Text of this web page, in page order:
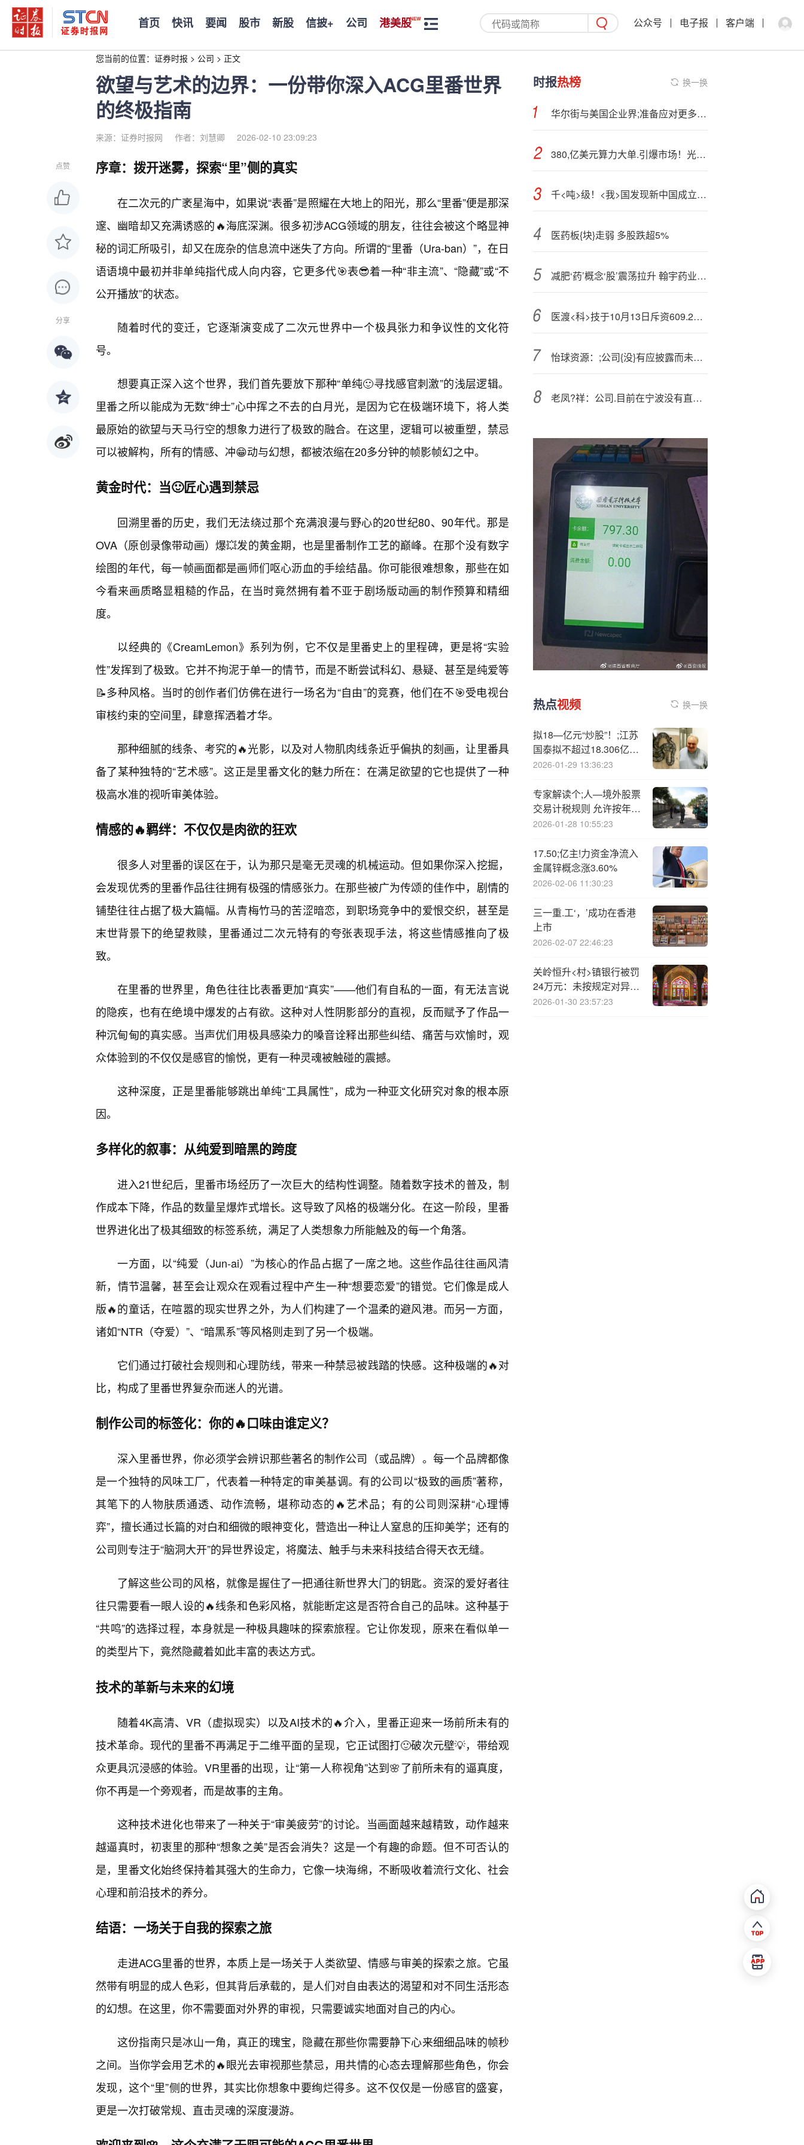
首页 快讯 要闻 股市 新股 信披+ 公司 港美股 公众号 电子报 客户端
您当前的位置： 证券时报 > 公司 > 正文
欲望与艺术的边界：一份带你深入ACG里番世界
的终极指南
来源：证券时报网 作者：刘慧卿 2026-02-10 23:09:23
点赞
分享
序章：拨开迷雾，探索“里”侧的真实
在二次元的广袤星海中，如果说“表番”是照耀在大地上的阳光，那么“里番”便是那深
邃、幽暗却又充满诱惑的🔥海底深渊。很多初涉ACG领域的朋友，往往会被这个略显神
秘的词汇所吸引，却又在庞杂的信息流中迷失了方向。所谓的“里番（Ura-ban）”，在日
语语境中最初并非单纯指代成人向内容，它更多代🎯表😎着一种“非主流”、“隐藏”或“不
公开播放”的状态。
随着时代的变迁，它逐渐演变成了二次元世界中一个极具张力和争议性的文化符
号。
想要真正深入这个世界，我们首先要放下那种“单纯🙂寻找感官刺激”的浅层逻辑。
里番之所以能成为无数“绅士”心中挥之不去的白月光，是因为它在极端环境下，将人类
最原始的欲望与天马行空的想象力进行了极致的融合。在这里，逻辑可以被重塑，禁忌
可以被解构，所有的情感、冲😁动与幻想，都被浓缩在20多分钟的帧影帧幻之中。
黄金时代：当🙂匠心遇到禁忌
回溯里番的历史，我们无法绕过那个充满浪漫与野心的20世纪80、90年代。那是
OVA（原创录像带动画）爆💥发的黄金期，也是里番制作工艺的巅峰。在那个没有数字
绘图的年代，每一帧画面都是画师们呕心沥血的手绘结晶。你可能很难想象，那些在如
今看来画质略显粗糙的作品，在当时竟然拥有着不亚于剧场版动画的制作预算和精细
度。
以经典的《CreamLemon》系列为例，它不仅是里番史上的里程碑，更是将“实验
性”发挥到了极致。它并不拘泥于单一的情节，而是不断尝试科幻、悬疑、甚至是纯爱等
📝多种风格。当时的创作者们仿佛在进行一场名为“自由”的竞赛，他们在不🎯受电视台
审核约束的空间里，肆意挥洒着才华。
那种细腻的线条、考究的🔥光影，以及对人物肌肉线条近乎偏执的刻画，让里番具
备了某种独特的“艺术感”。这正是里番文化的魅力所在：在满足欲望的它也提供了一种
极高水准的视听审美体验。
情感的🔥羁绊：不仅仅是肉欲的狂欢
很多人对里番的误区在于，认为那只是毫无灵魂的机械运动。但如果你深入挖掘，
会发现优秀的里番作品往往拥有极强的情感张力。在那些被广为传颂的佳作中，剧情的
铺垫往往占据了极大篇幅。从青梅竹马的苦涩暗恋，到职场竞争中的爱恨交织，甚至是
末世背景下的绝望救赎，里番通过二次元特有的夸张表现手法，将这些情感推向了极
致。
在里番的世界里，角色往往比表番更加“真实”——他们有自私的一面，有无法言说
的隐疾，也有在绝境中爆发的占有欲。这种对人性阴影部分的直视，反而赋予了作品一
种沉甸甸的真实感。当声优们用极具感染力的嗓音诠释出那些纠结、痛苦与欢愉时，观
众体验到的不仅仅是感官的愉悦，更有一种灵魂被触碰的震撼。
这种深度，正是里番能够跳出单纯“工具属性”，成为一种亚文化研究对象的根本原
因。
多样化的叙事：从纯爱到暗黑的跨度
进入21世纪后，里番市场经历了一次巨大的结构性调整。随着数字技术的普及，制
作成本下降，作品的数量呈爆炸式增长。这导致了风格的极端分化。在这一阶段，里番
世界进化出了极其细致的标签系统，满足了人类想象力所能触及的每一个角落。
一方面，以“纯爱（Jun-ai）”为核心的作品占据了一席之地。这些作品往往画风清
新，情节温馨，甚至会让观众在观看过程中产生一种“想要恋爱”的错觉。它们像是成人
版🔥的童话，在喧嚣的现实世界之外，为人们构建了一个温柔的避风港。而另一方面，
诸如“NTR（夺爱）”、“暗黑系”等风格则走到了另一个极端。
它们通过打破社会规则和心理防线，带来一种禁忌被践踏的快感。这种极端的🔥对
比，构成了里番世界复杂而迷人的光谱。
制作公司的标签化：你的🔥口味由谁定义？
深入里番世界，你必须学会辨识那些著名的制作公司（或品牌）。每一个品牌都像
是一个独特的风味工厂，代表着一种特定的审美基调。有的公司以“极致的画质”著称，
其笔下的人物肤质通透、动作流畅，堪称动态的🔥艺术品；有的公司则深耕“心理博
弈”，擅长通过长篇的对白和细微的眼神变化，营造出一种让人窒息的压抑美学；还有的
公司则专注于“脑洞大开”的异世界设定，将魔法、触手与未来科技结合得天衣无缝。
了解这些公司的风格，就像是握住了一把通往新世界大门的钥匙。资深的爱好者往
往只需要看一眼人设的🔥线条和色彩风格，就能断定这是否符合自己的品味。这种基于
“共鸣”的选择过程，本身就是一种极具趣味的探索旅程。它让你发现，原来在看似单一
的类型片下，竟然隐藏着如此丰富的表达方式。
技术的革新与未来的幻境
随着4K高清、VR（虚拟现实）以及AI技术的🔥介入，里番正迎来一场前所未有的
技术革命。现代的里番不再满足于二维平面的呈现，它正试图打🙂破次元壁💡，带给观
众更具沉浸感的体验。VR里番的出现，让“第一人称视角”达到🌸了前所未有的逼真度，
你不再是一个旁观者，而是故事的主角。
这种技术进化也带来了一种关于“审美疲劳”的讨论。当画面越来越精致，动作越来
越逼真时，初衷里的那种“想象之美”是否会消失？这是一个有趣的命题。但不可否认的
是，里番文化始终保持着其强大的生命力，它像一块海绵，不断吸收着流行文化、社会
心理和前沿技术的养分。
结语：一场关于自我的探索之旅
走进ACG里番的世界，本质上是一场关于人类欲望、情感与审美的探索之旅。它虽
然带有明显的成人色彩，但其背后承载的，是人们对自由表达的渴望和对不同生活形态
的幻想。在这里，你不需要面对外界的审视，只需要诚实地面对自己的内心。
这份指南只是冰山一角，真正的瑰宝，隐藏在那些你需要静下心来细细品味的帧秒
之间。当你学会用艺术的🔥眼光去审视那些禁忌，用共情的心态去理解那些角色，你会
发现，这个“里”侧的世界，其实比你想象中要绚烂得多。这不仅仅是一份感官的盛宴，
更是一次打破常规、直击灵魂的深度漫游。
时报热榜 换一换
华尔街与美国企业界;准备应对更多关税动荡
380,亿美元算力大单.引爆市场！光模块景气度狂飙，资金抢筹159363布局AI基建核心
千<吨>级！<我>国发现新中国成立后规模最大单体金矿床
医药板{块}走弱 多股跌超5%
减肥‘药’概念‘股’震荡拉升 翰宇药业涨超10%
医渡<科>技于10月13日斥资609.2万港元回购103.08万股
怡球资源：;公司{没}有应披露而未披露的消息
老凤?祥：公司.目前在宁波没有直营店，但有加盟和经销店
热点视频 换一换
拟18—亿元“炒股”！;江苏
国泰拟不超过18.306亿证
券投资 投资者质疑为何不
收益不理想
2026-01-29 13:36:23
专家解读个;人—境外股票
交易计税规则 允许按年度
盈亏互抵在目前税制下较
2026-01-28 10:55:23
17.50;亿主!力资金净流入
金属锌概念涨3.60%
2026-02-06 11:30:23
三一重.工‘，’成功在香港
上市
2026-02-07 22:46:23
关岭恒升<村>镇银行被罚
24万元：未按规定对异常
交易进行人工分析、识
2026-01-30 23:57:23